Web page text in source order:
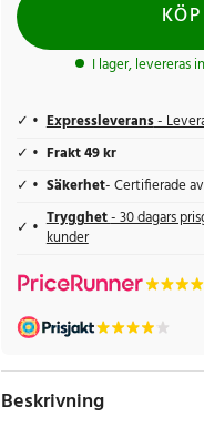
I lager, levereras
Expressleverans-
Frakt 49 kr
Säkerhet- Certifierade
Trygghet- 30 dagars
kunder
Beskrivning